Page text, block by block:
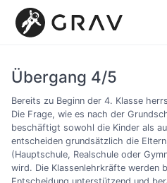
Übergang 4/5
Bereits zu Beginn der 4. Klasse
Die Frage, wie es nach der
beschäftigt sowohl die Kinder als
entscheiden grundsätzlich die
(Hauptschule, Realschule oder
wird. Die Klassenlehrkräfte werden